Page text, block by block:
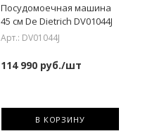
Посудомоечная машина
45 см De Dietrich DV01044J
Арт.: DV01044J
114 990руб./шт
В КОРЗИНУ